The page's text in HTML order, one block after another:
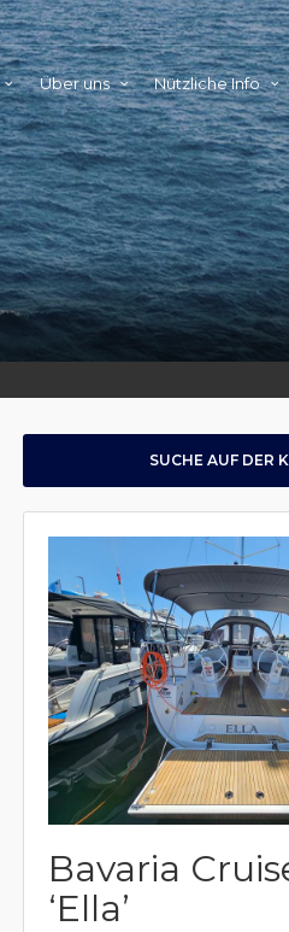
Über uns Nützliche Info
SUCHE AUF DER
Bavaria
‘Ella’